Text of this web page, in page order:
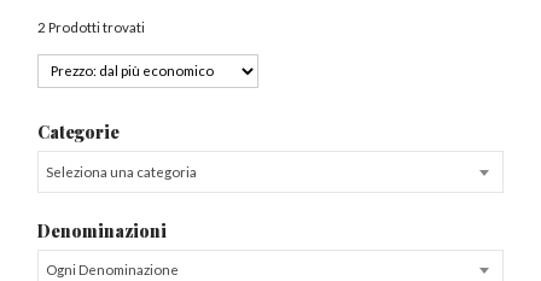
2 Prodotti trovati
Categorie
Seleziona una categoria
Denominazioni
Ogni Denominazione